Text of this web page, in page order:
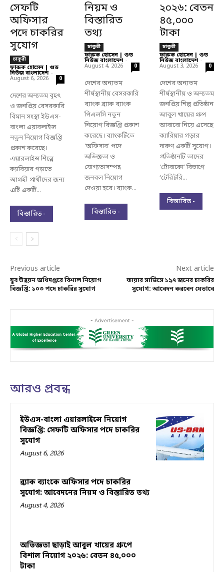
সেফটি
অফিসার
পদে চাকরির
সুযোগ
চাকুরী
ফারুক হোসেন | গুড
নিউজ বাংলাদেশ -
August 6, 2026 0
দেশের অন্যতম বৃহৎ
ও জনপ্রিয় বেসরকারি
বিমান সংস্থা ইউএস-
বাংলা এয়ারলাইন্স
নতুন নিয়োগ বিজ্ঞপ্তি
প্রকাশ করেছে।
এয়ারলাইন্স শিল্পে
ক্যারিয়ার গড়তে
আগ্রহী প্রার্থীদের জন্য
এটি একটি...
বিস্তারিত -
নিয়ম ও
বিস্তারিত
তথ্য
চাকুরী
ফারুক হোসেন | গুড
নিউজ বাংলাদেশ -
August 4, 2026 0
দেশের অন্যতম
শীর্ষস্থানীয় বেসরকারি
ব্যাংক ব্র্যাক ব্যাংক
পিএলসি নতুন
নিয়োগ বিজ্ঞপ্তি প্রকাশ
করেছে। ব্যাংকটিতে
‘অফিসার’ পদে
অভিজ্ঞতা ও
যোগ্যতাসম্পন্ন
জনবল নিয়োগ
দেওয়া হবে। ব্যাংক...
বিস্তারিত -
২০২৬: বেতন
৪৫,০০০
টাকা
চাকুরী
ফারুক হোসেন | গুড
নিউজ বাংলাদেশ -
August 3, 2026 0
দেশের অন্যতম
শীর্ষস্থানীয় ও অন্যতম
জনপ্রিয় শিল্প প্রতিষ্ঠান
আবুল খায়ের গ্রুপ
আবারো নিয়ে এসেছে
ক্যারিয়ার গড়ার
দারুণ একটি সুযোগ।
প্রতিষ্ঠানটি তাদের
‘টোবাকো’ বিভাগে
‘টেরিটরি...
বিস্তারিত -
Previous article
যুব উন্নয়ন অধিদপ্তরে বিশাল নিয়োগ
বিজ্ঞপ্তি: ১০৩ পদে চাকরির সুযোগ
Next article
ফায়ার সার্ভিসে ১৯৭ জনের চাকরির
সুযোগ: আবেদন করবেন যেভাবে
- Advertisement -
আরও প্রবন্ধ
ইউএস-বাংলা এয়ারলাইন্সে নিয়োগ
বিজ্ঞপ্তি: সেফটি অফিসার পদে চাকরির
সুযোগ
August 6, 2026
ব্র্যাক ব্যাংকে অফিসার পদে চাকরির
সুযোগ: আবেদনের নিয়ম ও বিস্তারিত তথ্য
August 4, 2026
অভিজ্ঞতা ছাড়াই আবুল খায়ের গ্রুপে
বিশাল নিয়োগ ২০২৬: বেতন ৪৫,০০০
টাকা